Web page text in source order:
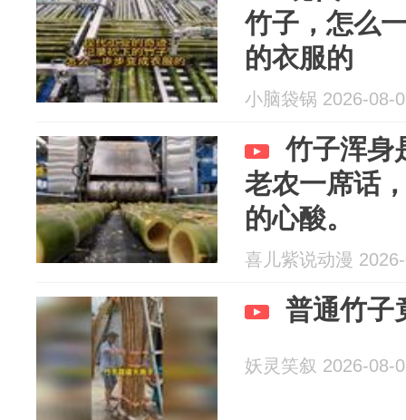
竹子，怎么
的衣服的
小脑袋锅 2026-08-
竹子浑身
老农一席话
的心酸。
喜儿紫说动漫
普通竹子
妖灵笑叙 2026-08-